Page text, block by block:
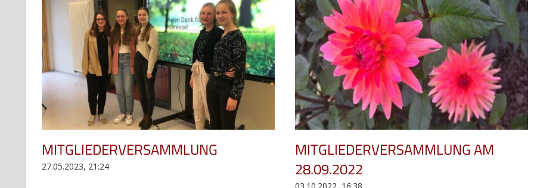
MITGLIEDERVERSAMMLUNG
27.05.2023, 21:24
MITGLIEDERVERSAMMLUNG AM
28.09.2022
03.10.2022, 16:38